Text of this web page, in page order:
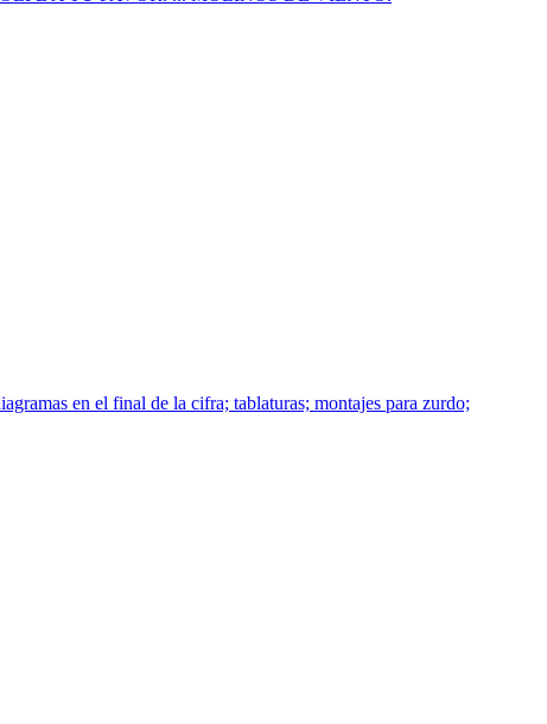
en el final de la cifra; tablaturas; montajes para zurdo;